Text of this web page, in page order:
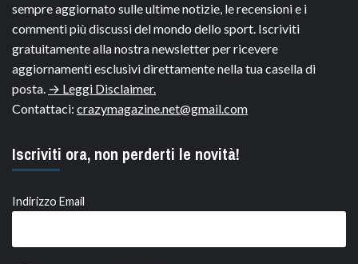
sempre aggiornato sulle ultime notizie, le recensioni e i
commenti più discussi del mondo dello sport. Iscriviti
gratuitamente alla nostra newsletter per ricevere
aggiornamenti esclusivi direttamente nella tua casella di
posta. → Leggi Disclaimer.
Contattaci: crazymagazine.net@gmail.com
Iscriviti ora, non perderti le novità!
Indirizzo Email